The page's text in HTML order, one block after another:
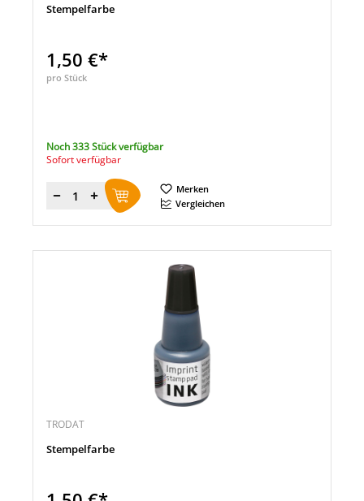
Stempelfarbe
1,50 €*
pro Stück
Noch 333 Stück verfügbar
Sofort verfügbar
Menge
Merken
Vergleichen
TRODAT
Stempelfarbe